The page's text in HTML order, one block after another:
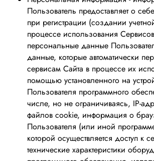
Пользователь предоставляет о
при регистрации (создании
процессе использования
персональные данные
данные, которые автоматически
сервисам Сайта в процессе их
помощью установленного на
Пользователя программного
числе, но не ограничиваясь, IP-
файлов cookie, информация о
Пользователя (или иной
которой осуществляется доступ к
технические характеристики